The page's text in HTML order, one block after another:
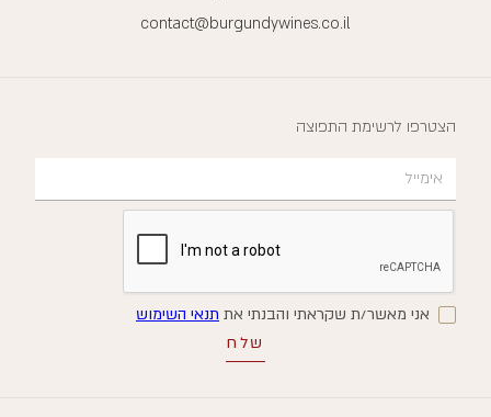
contact@burgundywines.co.il
הצטרפו לרשימת התפוצה
אני מאשר/ת שקראתי והבנתי את תנאי השימוש